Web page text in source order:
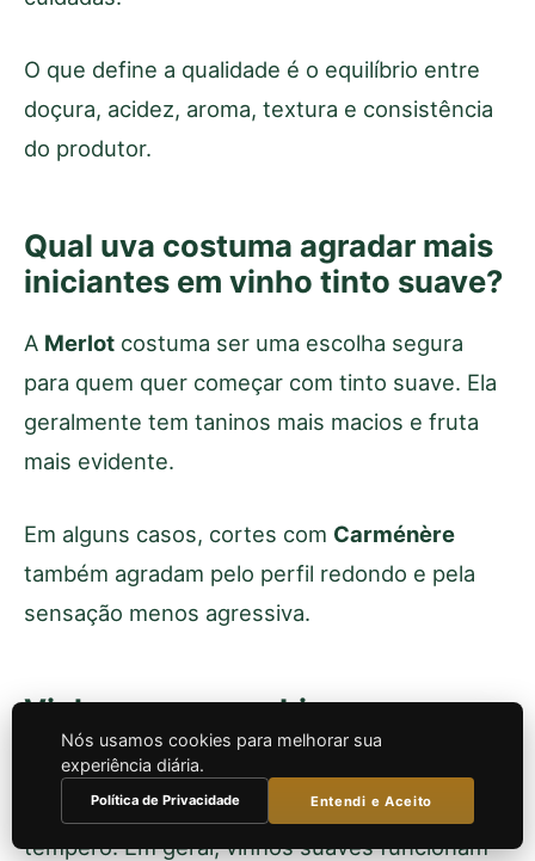
O que define a qualidade é o equilíbrio entre
doçura, acidez, aroma, textura e consistência
do produtor.
Qual uva costuma agradar mais
iniciantes em vinho tinto suave?
A Merlot costuma ser uma escolha segura
para quem quer começar com tinto suave. Ela
geralmente tem taninos mais macios e fruta
mais evidente.
Em alguns casos, cortes com Carménère
também agradam pelo perfil redondo e pela
sensação menos agressiva.
Vinho suave combina com
churrasco?
Pode combinar, mas depende do corte e do
tempero. Em geral, vinhos suaves funcionam
Nós usamos cookies para melhorar sua
experiência diária.
Política de Privacidade Entendi e Aceito